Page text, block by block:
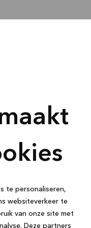
te personaliseren,
websiteverkeer te
van onze site met
Deze partners